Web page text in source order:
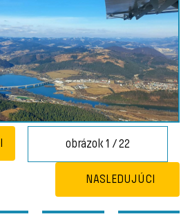
obrázok 1 / 22
NASLEDUJÚCI